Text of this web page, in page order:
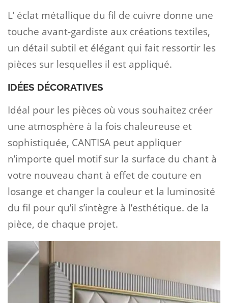
L’ éclat métallique du fil de cuivre donne une
touche avant-gardiste aux créations textiles,
un détail subtil et élégant qui fait ressortir les
pièces sur lesquelles il est appliqué.
IDÉES DÉCORATIVES
Idéal pour les pièces où vous souhaitez créer
une atmosphère à la fois chaleureuse et
sophistiquée, CANTISA peut appliquer
n’importe quel motif sur la surface du chant à
votre nouveau chant à effet de couture en
losange et changer la couleur et la luminosité
du fil pour qu’il s’intègre à l’esthétique. de la
pièce, de chaque projet.